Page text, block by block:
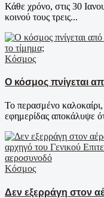
Κάθε χρόνο, στις 30
κοινού τους τρεις...
Κόσμος
Ο κόσμος πνίγεται
Το περασμένο καλοκαίρι,
εφημερίδας αποκάλυψε
Κόσμος
Δεν εξερράγη στον